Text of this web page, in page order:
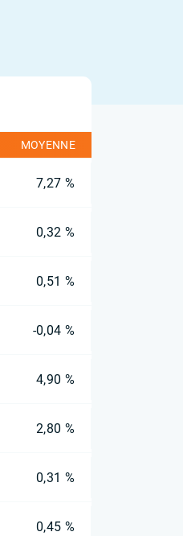
MOYENNE
7,27 %
0,32 %
0,51 %
-0,04 %
4,90 %
2,80 %
0,31 %
0,45 %